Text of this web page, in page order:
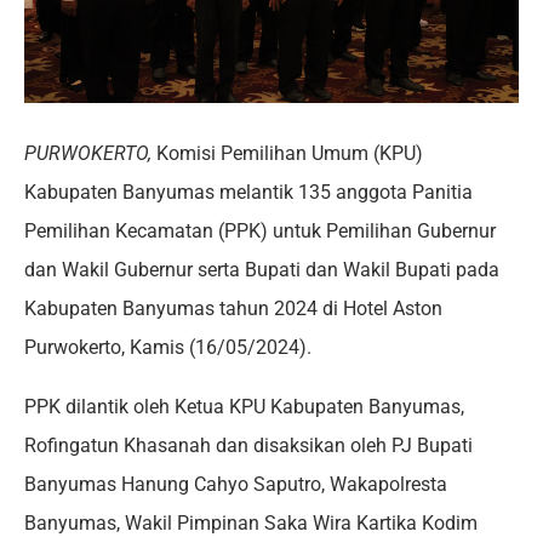
PURWOKERTO, Komisi Pemilihan Umum (KPU)
Kabupaten Banyumas melantik 135 anggota Panitia
Pemilihan Kecamatan (PPK) untuk Pemilihan Gubernur
dan Wakil Gubernur serta Bupati dan Wakil Bupati pada
Kabupaten Banyumas tahun 2024 di Hotel Aston
Purwokerto, Kamis (16/05/2024).
PPK dilantik oleh Ketua KPU Kabupaten Banyumas,
Rofingatun Khasanah dan disaksikan oleh PJ Bupati
Banyumas Hanung Cahyo Saputro, Wakapolresta
Banyumas, Wakil Pimpinan Saka Wira Kartika Kodim